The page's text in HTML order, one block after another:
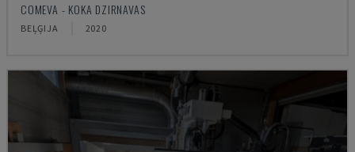
COMEVA - KOKA DZIRNAVAS
BEĻĢIJA 2020